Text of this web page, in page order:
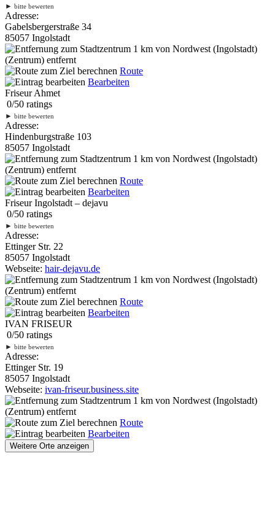
► bitte bewerten
Adresse:
Gabelsbergerstraße 34
85057 Ingolstadt
1 km von Nordwest (Ingolstadt)
(Zentrum) entfernt
Route
Bearbeiten
Friseur Ahmet
0/50 ratings
► bitte bewerten
Adresse:
Hindenburgstraße 103
85057 Ingolstadt
1 km von Nordwest (Ingolstadt)
(Zentrum) entfernt
Route
Bearbeiten
Friseur Ingolstadt – dejavu
0/50 ratings
► bitte bewerten
Adresse:
Ettinger Str. 22
85057 Ingolstadt
Webseite: hair-dejavu.de
1 km von Nordwest (Ingolstadt)
(Zentrum) entfernt
Route
Bearbeiten
IVAN FRISEUR
0/50 ratings
► bitte bewerten
Adresse:
Ettinger Str. 19
85057 Ingolstadt
Webseite: ivan-friseur.business.site
1 km von Nordwest (Ingolstadt)
(Zentrum) entfernt
Route
Bearbeiten
Weitere Orte anzeigen